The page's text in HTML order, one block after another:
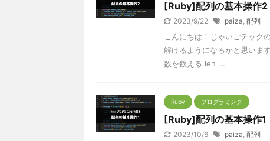
[Ruby]配列の基本操作2
2023/9/22 paiza, 配列
こんにちは！じゃいごテック
解けるようになるかと思いま
数を数える len ...
Ruby プログラミング
[Ruby]配列の基本操作1
2023/10/6 paiza, 配列